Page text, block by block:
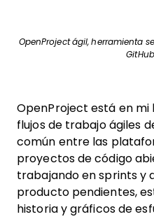
OpenProject ágil, herramienta
OpenProject está en mi
flujos de trabajo ágiles
común entre las
proyectos de código
trabajando en sprints y
producto pendientes,
historia y gráficos de